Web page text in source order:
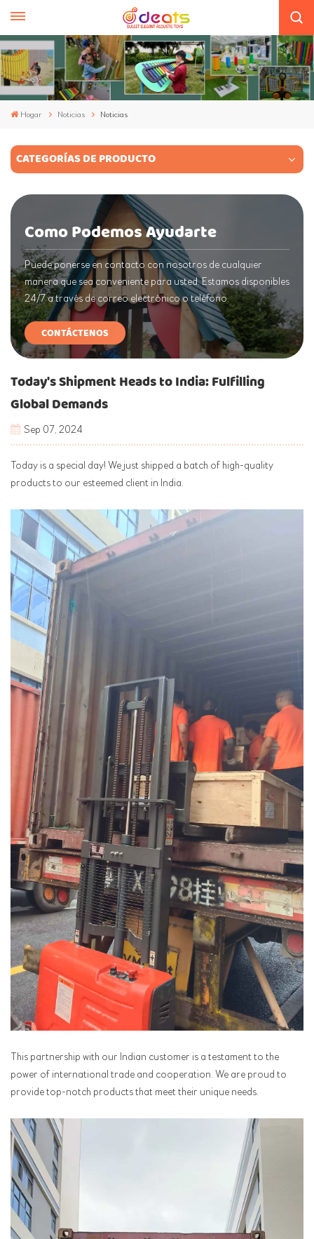
Hogar Noticias Noticias
CATEGORÍAS DE PRODUCTO
Como Podemos Ayudarte
Puede ponerse en contacto con nosotros de cualquier
manera que sea conveniente para usted. Estamos disponibles
24/7 a través de correo electrónico o teléfono.
CONTÁCTENOS
Today's Shipment Heads to India: Fulfilling
Global Demands
Sep 07, 2024
Today is a special day! We just shipped a batch of high-quality
products to our esteemed client in India.
This partnership with our Indian customer is a testament to the
power of international trade and cooperation. We are proud to
provide top-notch products that meet their unique needs.